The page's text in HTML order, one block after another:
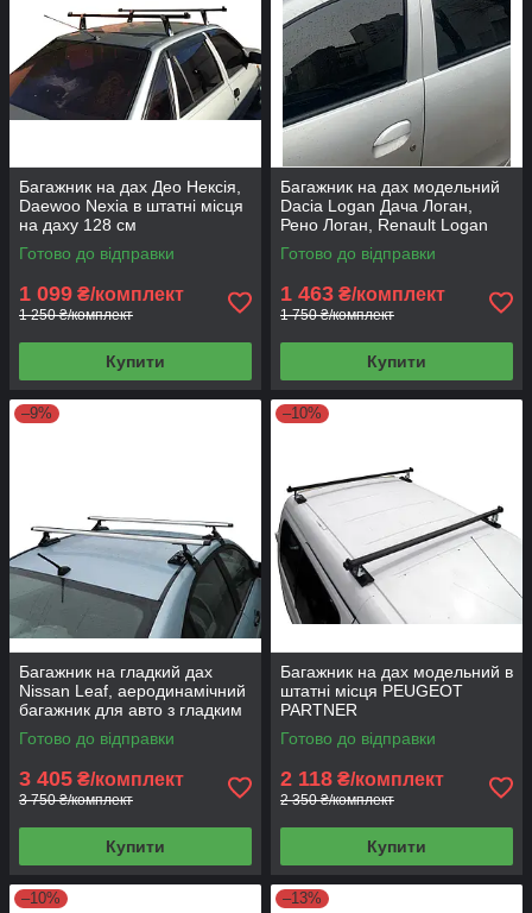
Багажник на дах Део Нексія,
Daewoo Nexia в штатні місця
на даху 128 см
Готово до відправки
1 099 ₴/комплект
1 250 ₴/комплект
Купити
Багажник на дах модельний
Dacia Logan Дача Логан,
Рено Логан, Renault Logan
128 см
Готово до відправки
1 463 ₴/комплект
1 750 ₴/комплект
Купити
–9%
Багажник на гладкий дах
Nissan Leaf, аеродинамічний
багажник для авто з гладким
дахом
Готово до відправки
3 405 ₴/комплект
3 750 ₴/комплект
Купити
–10%
Багажник на дах модельний в
штатні місця PEUGEOT
PARTNER
Готово до відправки
2 118 ₴/комплект
2 350 ₴/комплект
Купити
–10% –13%